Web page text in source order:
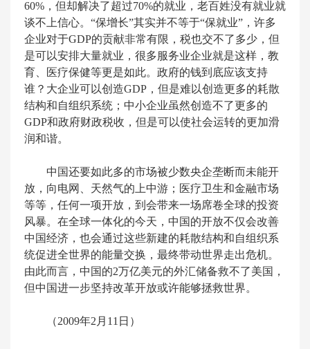
60%，但却解决了超过70%的就业，老百姓没有就业就
谈不上信心。“保增长”其实并不等于“保就业”，许多
企业对于GDP的贡献非常有限，税也交不了多少，但
是可以安排大量就业，很多服务业企业就是这样，教
育、医疗保健等更是如此。政府的钱到底应该支持
谁？大企业可以创造GDP，但是难以创造更多的耗散
结构和自组织系统；中小企业虽然创造不了更多的
GDP和政府财政税收，但是可以使社会运转的更加滑
润和谐。
中国还要如此多的市场被少数央企垄断而未能开
放，向电网、天然气的上中游；医疗卫生和金融市场
等等，任何一项开放，到会带来一场席卷全球的投资
风暴。在全球一体化的今天，中国的开放不仅会改善
中国经济，也会通过这些新建的耗散结构和自组织系
统促进全世界的能量交换，最终带动世界走出危机。
由此而言，中国的2万亿美元的外汇储备救不了美国，
但中国进一步坚持改革开放或许能够拯救世界。
（2009年2月11日）